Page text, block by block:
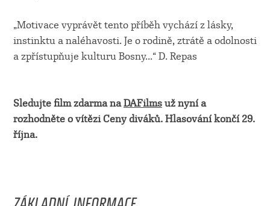
„Motivace vyprávět tento příběh vychází z lásky,
instinktu a naléhavosti. Je o rodině, ztrátě a odolnosti
a zpřístupňuje kulturu Bosny...“ D. Repas
Sledujte film zdarma naDAFilmsuž nyní a
rozhodněte o vítězi Ceny diváků. Hlasování končí 29.
října.
ZÁKLADNÍ INFORMACE